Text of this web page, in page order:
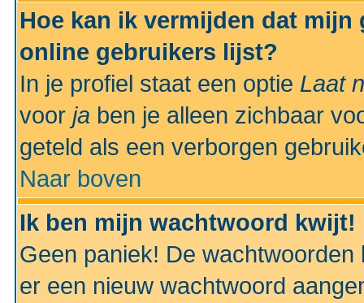
Hoe kan ik vermijden dat
online gebruikers lijst?
In je profiel staat een optie Laat
voor ja ben je alleen zichbaar
geteld als een verborgen
Naar boven
Ik ben mijn wachtwoord kwijt!
Geen paniek! De
er een nieuw wachtwoord